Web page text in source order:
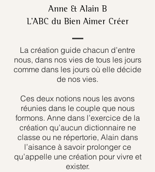
Anne & Alain B
L’ABC du Bien Aimer Créer
La création guide chacun d’entre
nous, dans nos vies de tous les jours
comme dans les jours où elle décide
de nos vies.
Ces deux notions nous les avons
réunies dans le couple que nous
formons. Anne dans l’exercice de la
création qu’aucun dictionnaire ne
classe ou ne répertorie, Alain dans
l’aisance à savoir prolonger ce
qu’appelle une création pour vivre et
exister.